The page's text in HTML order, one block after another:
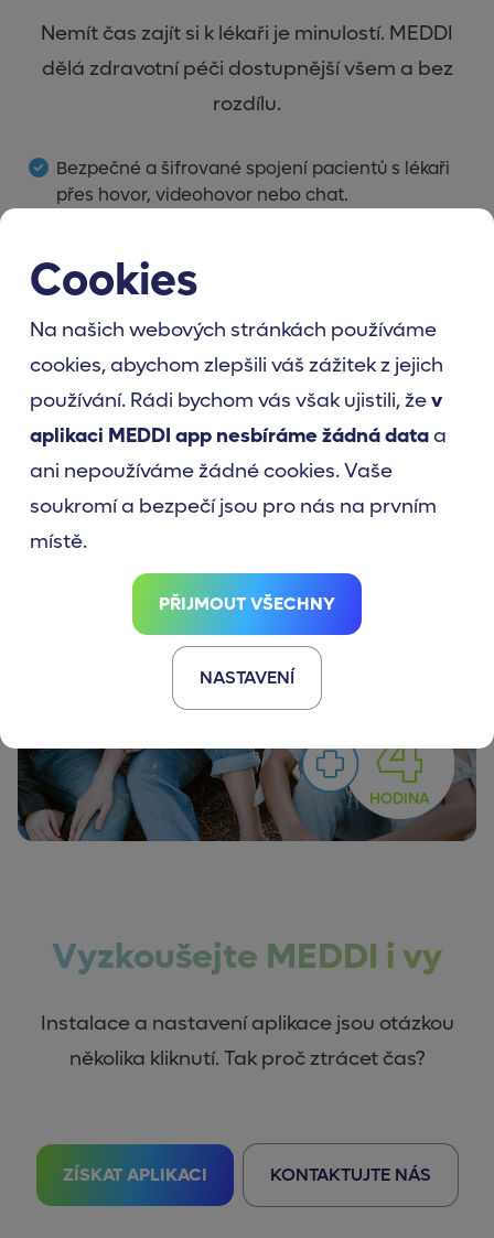
Nemít čas zajít si k lékaři je minulostí. MEDDI
dělá zdravotní péči dostupnější všem a bez
rozdílu.
Bezpečné a šifrované spojení pacientů s lékaři
přes hovor, videohovor nebo chat.
Široká databáze lékařů různých specializací.
Napříč všemi kraji.
Jednoduchá a intuitivní aplikace pro všechna
běžná zařízení. V základní verzi zdarma.
Garantovaná doba spojení s lékařem.
ZÍSKEJTE APLIKACI
Čas s
přáteli
4
HODINA
Vyzkoušejte MEDDI i vy
Instalace a nastavení aplikace jsou otázkou
několika kliknutí. Tak proč ztrácet čas?
ZÍSKAT APLIKACI KONTAKTUJTE NÁS
Cookies
Na našich webových stránkách používáme
cookies, abychom zlepšili váš zážitek z jejich
používání. Rádi bychom vás však ujistili, žev
aplikaci MEDDI app nesbíráme žádná dataa
ani nepoužíváme žádné cookies. Vaše
soukromí a bezpečí jsou pro nás na prvním
místě.
PŘIJMOUT VŠECHNY
NASTAVENÍ